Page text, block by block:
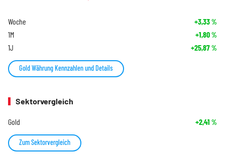
Woche +3,33%
1M +1,80%
1J +25,87%
Gold Währung Kennzahlen und Details
Sektorvergleich
Gold +2,41 %
Zum Sektorvergleich